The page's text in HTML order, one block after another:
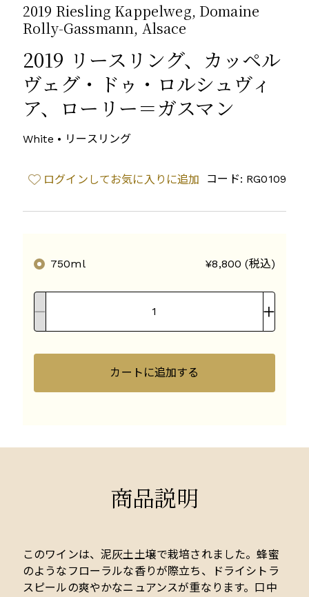
2019 Riesling Kappelweg, Domaine
Rolly-Gassmann, Alsace
2019 リースリング、カッペル
ヴェグ・ドゥ・ロルシュヴィ
ア、ローリー＝ガスマン
White • リースリング
ログインしてお気に入りに追加 コード: RG0109
750ml ¥8,800 (税込)
カートに追加する
商品説明
このワインは、泥灰土土壌で栽培されました。蜂蜜
のようなフローラルな香りが際立ち、ドライシトラ
スピールの爽やかなニュアンスが重なります。口中